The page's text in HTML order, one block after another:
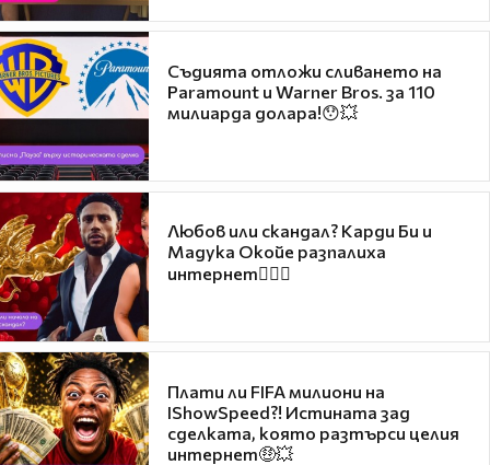
Съдията отложи сливането на
Paramount и Warner Bros. за 110
милиарда долара!😯💥
Любов или скандал? Карди Би и
Мадука Окойе разпалиха
интернет❤️‍🔥🔥
Плати ли FIFA милиони на
IShowSpeed?! Истината зад
сделката, която разтърси целия
интернет🤑💥